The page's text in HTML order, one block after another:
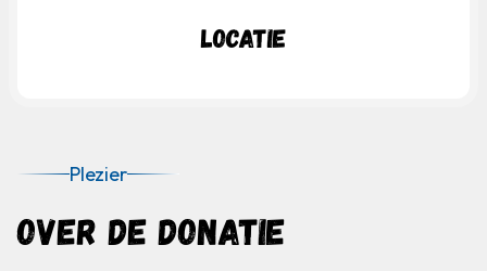
Locatie
Plezier
OVER DE DONATIE